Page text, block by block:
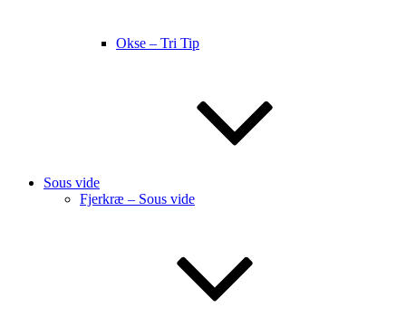
Okse – Tri Tip
Sous vide
Fjerkræ – Sous vide